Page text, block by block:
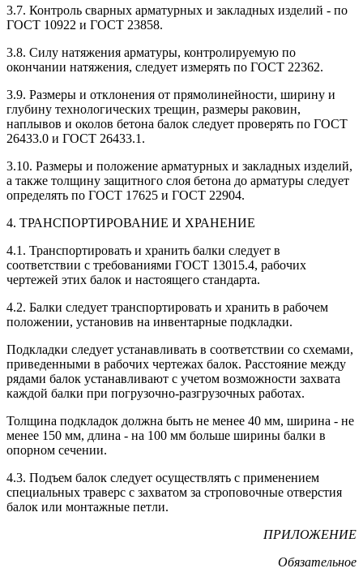
3.7. Контроль сварных арматурных и закладных изделий - по
ГОСТ 10922 и ГОСТ 23858.
3.8. Силу натяжения арматуры, контролируемую по
окончании натяжения, следует измерять по ГОСТ 22362.
3.9. Размеры и отклонения от прямолинейности, ширину и
глубину технологических трещин, размеры раковин,
наплывов и околов бетона балок следует проверять по ГОСТ
26433.0 и ГОСТ 26433.1.
3.10. Размеры и положение арматурных и закладных изделий,
а также толщину защитного слоя бетона до арматуры следует
определять по ГОСТ 17625 и ГОСТ 22904.
4. ТРАНСПОРТИРОВАНИЕ И ХРАНЕНИЕ
4.1. Транспортировать и хранить балки следует в
соответствии с требованиями ГОСТ 13015.4, рабочих
чертежей этих балок и настоящего стандарта.
4.2. Балки следует транспортировать и хранить в рабочем
положении, установив на инвентарные подкладки.
Подкладки следует устанавливать в соответствии со схемами,
приведенными в рабочих чертежах балок. Расстояние между
рядами балок устанавливают с учетом возможности захвата
каждой балки при погрузочно-разгрузочных работах.
Толщина подкладок должна быть не менее 40 мм, ширина - не
менее 150 мм, длина - на 100 мм больше ширины балки в
опорном сечении.
4.3. Подъем балок следует осуществлять с применением
специальных траверс с захватом за строповочные отверстия
балок или монтажные петли.
ПРИЛОЖЕНИЕ
Обязательное